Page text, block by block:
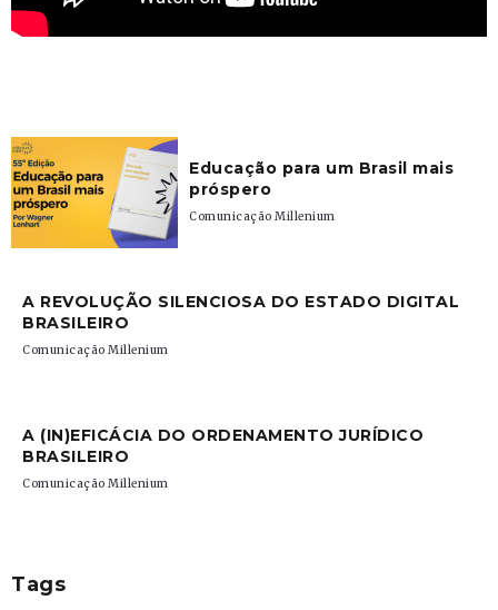
Educação para um Brasil mais
próspero
Comunicação Millenium
A REVOLUÇÃO SILENCIOSA DO ESTADO DIGITAL
BRASILEIRO
Comunicação Millenium
A (IN)EFICÁCIA DO ORDENAMENTO JURÍDICO
BRASILEIRO
Comunicação Millenium
Tags